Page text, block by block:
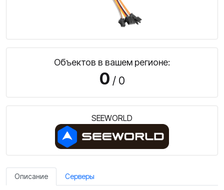
Объектов в вашем регионе:
0 / 0
SEEWORLD
Описание Серверы